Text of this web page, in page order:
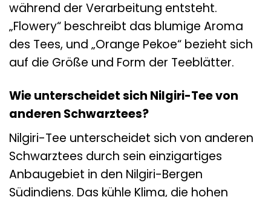
während der Verarbeitung entsteht.
„Flowery“ beschreibt das blumige Aroma
des Tees, und „Orange Pekoe“ bezieht sich
auf die Größe und Form der Teeblätter.
Wie unterscheidet sich Nilgiri-Tee von
anderen Schwarztees?
Nilgiri-Tee unterscheidet sich von anderen
Schwarztees durch sein einzigartiges
Anbaugebiet in den Nilgiri-Bergen
Südindiens. Das kühle Klima, die hohen